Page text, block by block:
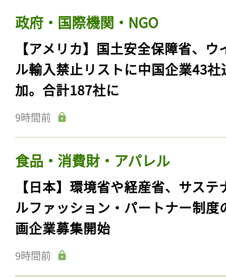
政府・国際機関・NGO
【アメリカ】国土安全保障省、ウ
ル輸入禁止リストに中国企業43社
加。合計187社に
9時間前
食品・消費財・アパレル
【日本】環境省や経産省、サステ
ルファッション・パートナー制度
画企業募集開始
9時間前